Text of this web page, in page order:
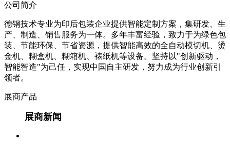
公司简介
德钢技术专业为印后包装企业提供智能定制方案，集研发、生
产、制造、销售服务为一体。多年丰富经验，致力于为绿色包
装、节能环保、节省资源，提供智能高效的全自动模切机、烫
金机、糊盒机、糊箱机、裱纸机等设备。坚持以"创新驱动，
智能智造"为己任，实现中国自主研发，努力成为行业创新引
领者。
展商产品
展商新闻